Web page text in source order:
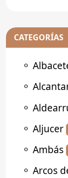
CATEGORÍAS
⚬
⚬
⚬
⚬ Aljucer
⚬ Ambás
⚬ Arcos